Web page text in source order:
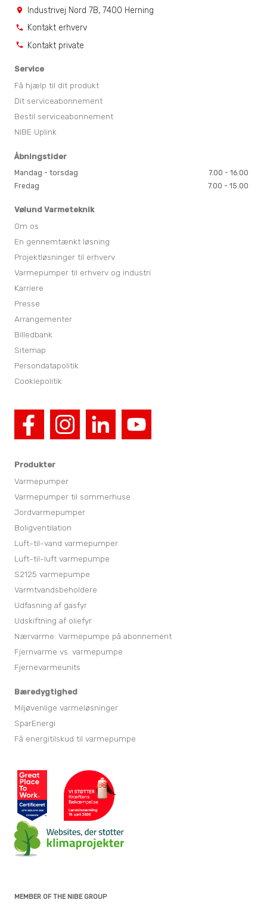
location_on Industrivej Nord 7B, 7400 Herning
phone Kontakt erhverv
phone Kontakt private
Produkter
Varmepumper
Varmepumper til sommerhuse
Jordvarmepumper
Boligventilation
Luft-til-vand varmepumper
Luft-til-luft varmepumpe
S2125 varmepumpe
Varmtvandsbeholdere
Udfasning af gasfyr
Udskiftning af oliefyr
Nærvarme: Varmepumpe på abonnement
Fjernvarme vs. varmepumpe
Fjernevarmeunits
Bæredygtighed
Miljøvenlige varmeløsninger
SparEnergi
Få energitilskud til varmepumpe
Service
Få hjælp til dit produkt
Dit serviceabonnement
Bestil serviceabonnement
NIBE Uplink
Åbningstider
Mandag - torsdag
7.00 - 16.00
Fredag
7.00 - 15.00
Vølund Varmeteknik
Om os
En gennemtænkt løsning
Projektløsninger til erhverv
Varmepumper til erhverv og industri
Karriere
Presse
Arrangementer
Billedbank
Sitemap
Persondatapolitik
Cookiepolitik
MEMBER OF THE NIBE GROUP